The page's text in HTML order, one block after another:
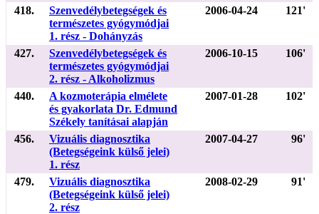
418.
Szenvedélybetegségek és
természetes gyógymódjai
1. rész - Dohányzás
2006-04-24 121'
427.
Szenvedélybetegségek és
természetes gyógymódjai
2. rész - Alkoholizmus
2006-10-15 106'
440.
A kozmoterápia elmélete
és gyakorlata Dr. Edmund
Székely tanításai alapján
2007-01-28 102'
456.
Vizuális diagnosztika
(Betegségeink külső jelei)
1. rész
2007-04-27 96'
479.
Vizuális diagnosztika
(Betegségeink külső jelei)
2. rész
2008-02-29 91'